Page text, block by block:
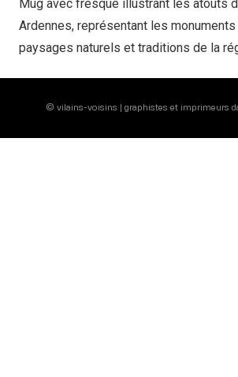
Mug avec fresque illustrant les atouts
Ardennes, représentant les
paysages naturels et traditions de la
© vilains-voisins | graphistes et imprimeurs